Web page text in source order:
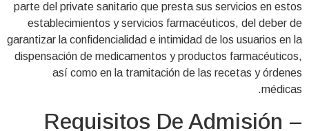
parte del private sanitario que presta sus servicios en estos
establecimientos y servicios farmacéuticos, del deber de
garantizar la confidencialidad e intimidad de los usuarios en la
dispensación de medicamentos y productos farmacéuticos,
así como en la tramitación de las recetas y órdenes
médicas.
Requisitos De Admisión –